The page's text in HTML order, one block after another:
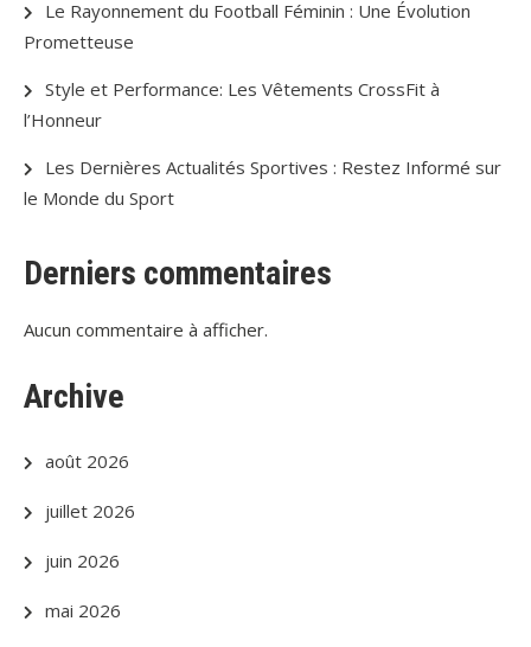
Le Rayonnement du Football Féminin : Une Évolution
Prometteuse
Style et Performance: Les Vêtements CrossFit à
l’Honneur
Les Dernières Actualités Sportives : Restez Informé sur
le Monde du Sport
Derniers commentaires
Aucun commentaire à afficher.
Archive
août 2026
juillet 2026
juin 2026
mai 2026